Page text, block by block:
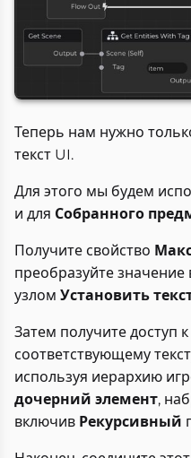
Теперь нам нужно
текст UI.
Для этого мы будем
и для Собранного
Получите свойство
преобразуйте значение
узлом Установить
Затем получите доступ к
соответствующему
используя иерархию
дочерний элемент,
включив Рекурсивный